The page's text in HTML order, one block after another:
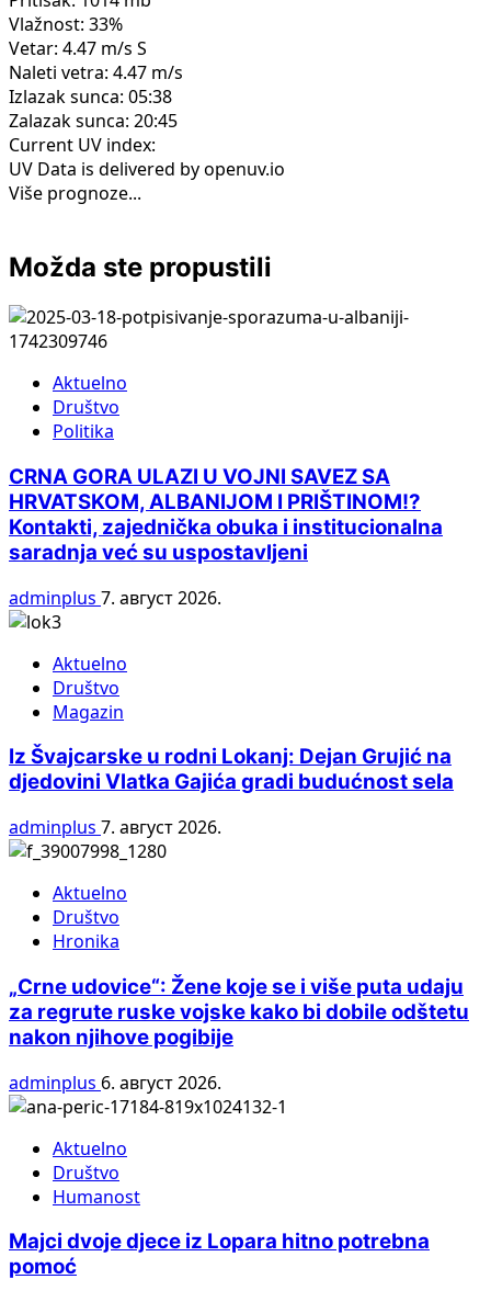
Vlažnost: 33%
Vetar: 4.47 m/s S
Naleti vetra: 4.47 m/s
Izlazak sunca: 05:38
Zalazak sunca: 20:45
Current UV index:
UV Data is delivered by openuv.io
Više prognoze...
Možda ste propustili
Aktuelno
Društvo
Politika
CRNA GORA ULAZI U VOJNI SAVEZ SA
HRVATSKOM, ALBANIJOM I PRIŠTINOM!?
Kontakti, zajednička obuka i institucionalna
saradnja već su uspostavljeni
adminplus 7. август 2026.
Aktuelno
Društvo
Magazin
Iz Švajcarske u rodni Lokanj: Dejan Grujić na
djedovini Vlatka Gajića gradi budućnost sela
adminplus 7. август 2026.
Aktuelno
Društvo
Hronika
„Crne udovice“: Žene koje se i više puta udaju
za regrute ruske vojske kako bi dobile odštetu
nakon njihove pogibije
adminplus 6. август 2026.
Aktuelno
Društvo
Humanost
Majci dvoje djece iz Lopara hitno potrebna
pomoć